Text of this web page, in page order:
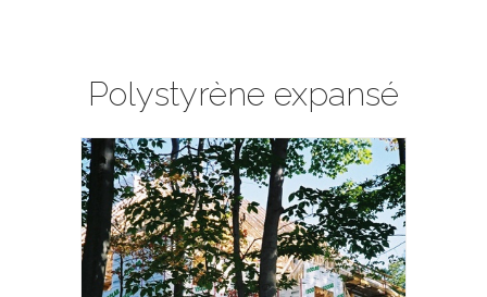
Polystyrène expansé